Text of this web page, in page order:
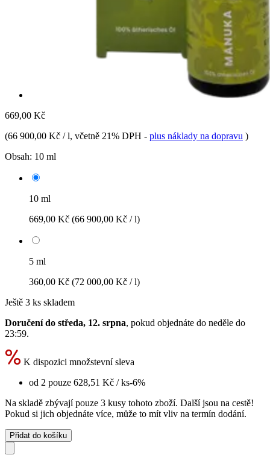
669,00 Kč
(66 900,00 Kč / l, včetně 21% DPH - plus náklady na dopravu )
Obsah: 10 ml
10 ml
669,00 Kč (66 900,00 Kč / l)
5 ml
360,00 Kč (72 000,00 Kč / l)
Ještě 3 ks skladem
Doručení do středa, 12. srpna, pokud objednáte do neděle do
23:59.
K dispozici množstevní sleva
od 2 pouze 628,51 Kč / ks-6%
Na skladě zbývají pouze 3 kusy tohoto zboží. Další jsou na cestě!
Pokud si jich objednáte více, může to mít vliv na termín dodání.
Přidat do košíku